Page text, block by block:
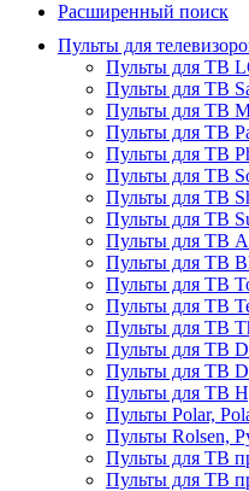
Расширенный поиск
Пульты для
Пульты для ТВ
Пульты для ТВ
Пульты для ТВ
Пульты для ТВ
Пульты для ТВ
Пульты для ТВ
Пульты для ТВ
Пульты для ТВ
Пульты для ТВ
Пульты для ТВ
Пульты для ТВ
Пульты для ТВ
Пульты для ТВ
Пульты для ТВ
Пульты для ТВ
Пульты для ТВ
Пульты Polar,
Пульты Rolsen,
Пульты для ТВ
Пульты для ТВ